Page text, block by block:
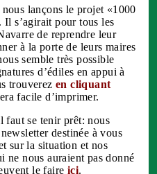
À aucun prix. Nous
l’interdiction de
en France. Assez de
lançons le projet «1000
s’agirait pour tous les
de reprendre leur
à la porte de leurs maires
semble très possible
d’édiles en appui à
trouverez en cliquant
facile d’imprimer.
faut se tenir prêt: nous
destinée à vous
sur la situation et nos
ne nous auraient pas donné
le faire ici.